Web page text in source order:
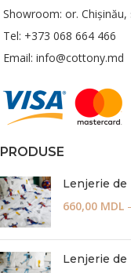
Showroom: or.
Tel: +373 068 664 466
Email: info@cottony.md
PRODUSE
Lenjerie de
660,00 MDL
Lenjerie de